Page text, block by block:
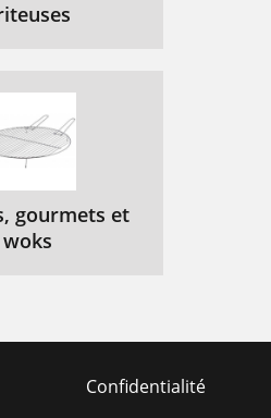
gourmets et
woks
Confidentialité